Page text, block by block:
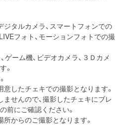
ジタルカメラ、スマートフォンでの
フォト、モーションフォトでの撮
ゲーム機、ビデオカメラ、３Ｄカメ
。
したチェキでの撮影となります。
せんので、撮影したチェキにブレ
前にご確認ください。
からのご撮影となります。